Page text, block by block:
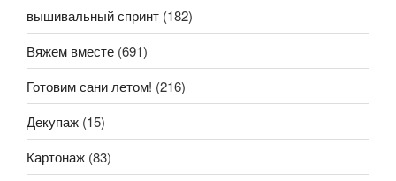
вышивальный спринт (182)
Вяжем вместе (691)
Готовим сани летом! (216)
Декупаж (15)
Картонаж (83)